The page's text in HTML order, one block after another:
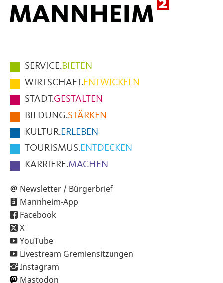
Hauptmenüpunkte
im
Fußbereich
der
Seite
SERVICE.BIETEN
WIRTSCHAFT.ENTWICKELN
STADT.GESTALTEN
BILDUNG.STÄRKEN
KULTUR.ERLEBEN
TOURISMUS.ENTDECKEN
KARRIERE.MACHEN
Newsletter / Bürgerbrief
Mannheim-App
Facebook
X
YouTube
Livestream Gremiensitzungen
Instagram
Mastodon